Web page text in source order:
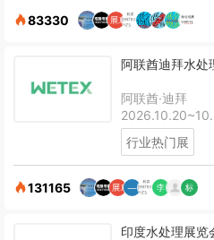
83330
阿联酋迪拜水处
阿联酋·迪拜
行业热门展
131165
印度水处理展览